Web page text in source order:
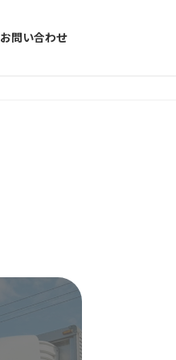
お問い合わせ